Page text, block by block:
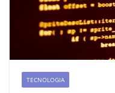
TECNOLOGIA